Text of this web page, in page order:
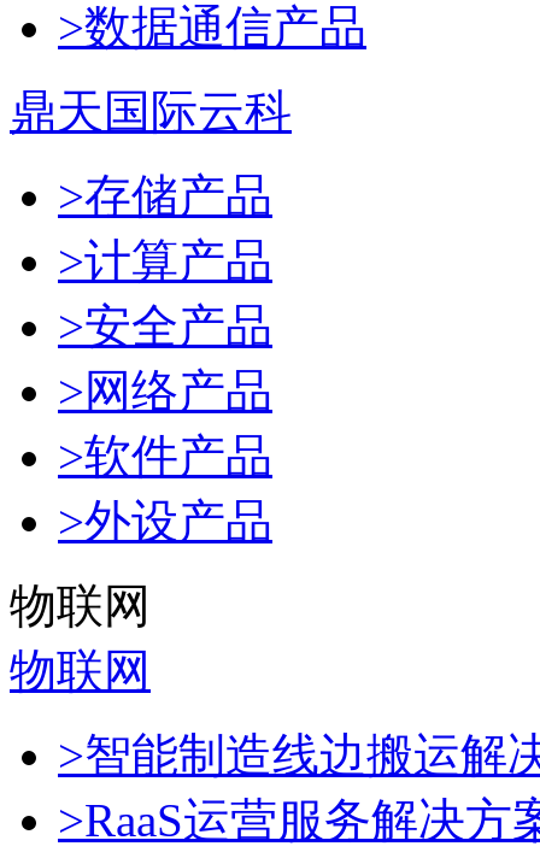
>数据通信产品
鼎天国际云科
>存储产品
>计算产品
>安全产品
>网络产品
>软件产品
>外设产品
物联网
物联网
>智能制造线边搬运解
>RaaS运营服务解决方